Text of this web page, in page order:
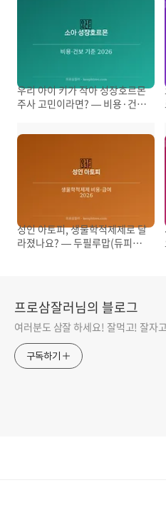
우리 아이 키가 작아 성장호르몬
주사 고민이라면? — 비용·건보
성인 아토피, 생물학적제제로 달
라졌나요? — 두필루맙(듀피젠
프로삼잘러님의 블로그
여러분도 삼잘 하세요! 잘먹고! 잘자
구독하기